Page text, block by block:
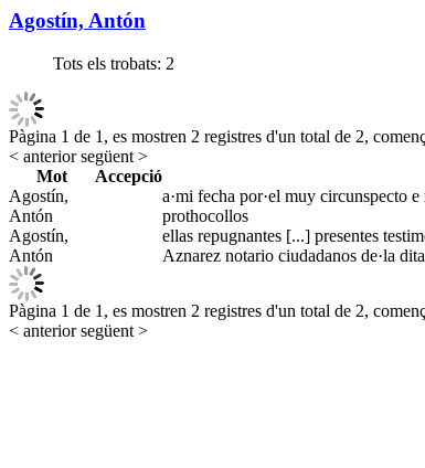
Agostín, Antón
Tots els trobats: 2
Pàgina 1 de 1, es mostren 2 registres d'un total de 2,
< anteriorsegüent >
Mot
Accepció
Agostín,
Antón
a·mi fecha por·el muy circunspecto
prothocollos
Agostín,
Antón
ellas repugnantes [...] presentes
Aznarez notario ciudadanos de·la
Pàgina 1 de 1, es mostren 2 registres d'un total de 2,
< anteriorsegüent >